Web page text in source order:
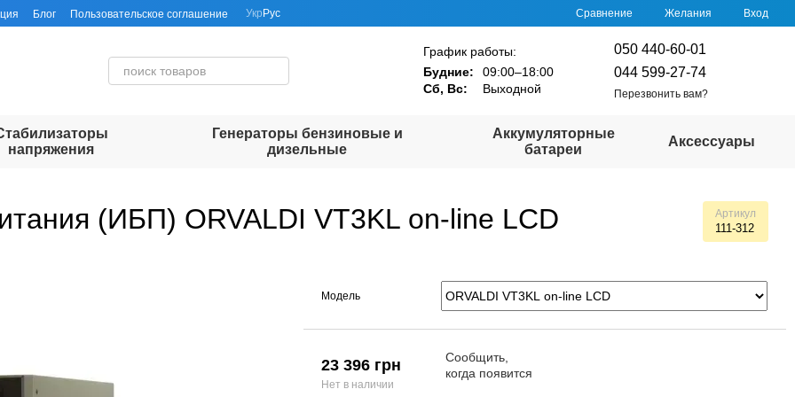
Блог Пользовательское соглашение Укр Рус Сравнение Желания Вход
График работы:
Будние:
09:00–18:00
Сб, Вс:
Выходной
050 440-60-01
044 599-27-74
Перезвонить вам?
напряжения
Генераторы бензиновые и
дизельные
Аккумуляторные
батареи
Аксессуары
(ИБП) ORVALDI VT3KL on-line LCD Артикул
111-312
Модель
23 396 грн
Нет в наличии
Сообщить,
когда появится